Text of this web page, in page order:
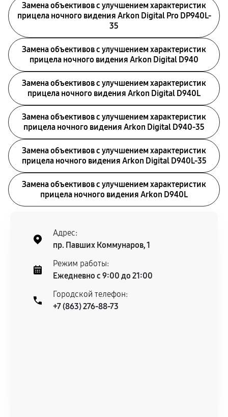
Замена объективов с улучшением характеристик
прицела ночного видения Arkon Digital Pro DP940L-
35
Замена объективов с улучшением характеристик
прицела ночного видения Arkon Digital D940
Замена объективов с улучшением характеристик
прицела ночного видения Arkon Digital D940L
Замена объективов с улучшением характеристик
прицела ночного видения Arkon Digital D940-35
Замена объективов с улучшением характеристик
прицела ночного видения Arkon Digital D940L-35
Замена объективов с улучшением характеристик
прицела ночного видения Arkon D940L
Адрес:
пр. Павших Коммунаров, 1
Режим работы:
Ежедневно с 9:00 до 21:00
Городской телефон:
+7 (863) 276-88-73